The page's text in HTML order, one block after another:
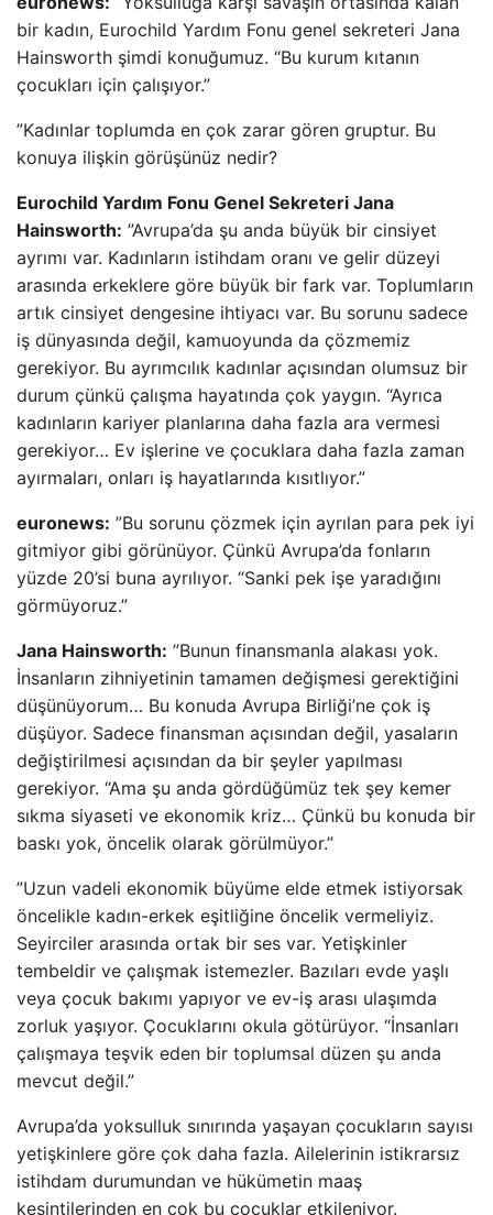
bir kadın, Eurochild Yardım Fonu genel sekreteri Jana
Hainsworth şimdi konuğumuz. “Bu kurum kıtanın
çocukları için çalışıyor.”
”Kadınlar toplumda en çok zarar gören gruptur. Bu
konuya ilişkin görüşünüz nedir?
Eurochild Yardım Fonu Genel Sekreteri Jana
Hainsworth: ”Avrupa’da şu anda büyük bir cinsiyet
ayrımı var. Kadınların istihdam oranı ve gelir düzeyi
arasında erkeklere göre büyük bir fark var. Toplumların
artık cinsiyet dengesine ihtiyacı var. Bu sorunu sadece
iş dünyasında değil, kamuoyunda da çözmemiz
gerekiyor. Bu ayrımcılık kadınlar açısından olumsuz bir
durum çünkü çalışma hayatında çok yaygın. “Ayrıca
kadınların kariyer planlarına daha fazla ara vermesi
gerekiyor… Ev işlerine ve çocuklara daha fazla zaman
ayırmaları, onları iş hayatlarında kısıtlıyor.”
euronews: ”Bu sorunu çözmek için ayrılan para pek iyi
gitmiyor gibi görünüyor. Çünkü Avrupa’da fonların
yüzde 20’si buna ayrılıyor. “Sanki pek işe yaradığını
görmüyoruz.”
Jana Hainsworth: ”Bunun finansmanla alakası yok.
İnsanların zihniyetinin tamamen değişmesi gerektiğini
düşünüyorum… Bu konuda Avrupa Birliği’ne çok iş
düşüyor. Sadece finansman açısından değil, yasaların
değiştirilmesi açısından da bir şeyler yapılması
gerekiyor. “Ama şu anda gördüğümüz tek şey kemer
sıkma siyaseti ve ekonomik kriz… Çünkü bu konuda bir
baskı yok, öncelik olarak görülmüyor.”
”Uzun vadeli ekonomik büyüme elde etmek istiyorsak
öncelikle kadın-erkek eşitliğine öncelik vermeliyiz.
Seyirciler arasında ortak bir ses var. Yetişkinler
tembeldir ve çalışmak istemezler. Bazıları evde yaşlı
veya çocuk bakımı yapıyor ve ev-iş arası ulaşımda
zorluk yaşıyor. Çocuklarını okula götürüyor. “İnsanları
çalışmaya teşvik eden bir toplumsal düzen şu anda
mevcut değil.”
Avrupa’da yoksulluk sınırında yaşayan çocukların sayısı
yetişkinlere göre çok daha fazla. Ailelerinin istikrarsız
istihdam durumundan ve hükümetin maaş
kesintilerinden en çok bu çocuklar etkileniyor.